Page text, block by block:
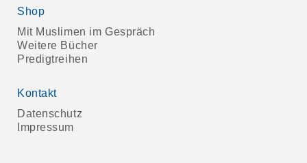
Shop
Mit Muslimen im Gespräch
Weitere Bücher
Predigtreihen
Kontakt
Datenschutz
Impressum